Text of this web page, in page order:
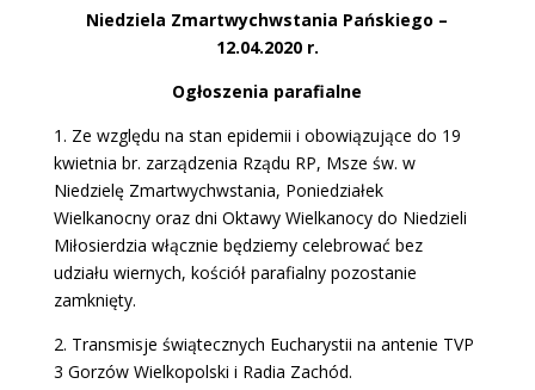
Niedziela Zmartwychwstania Pańskiego –
12.04.2020 r.
Ogłoszenia parafialne
1. Ze względu na stan epidemii i obowiązujące do 19
kwietnia br. zarządzenia Rządu RP, Msze św. w
Niedzielę Zmartwychwstania, Poniedziałek
Wielkanocny oraz dni Oktawy Wielkanocy do Niedzieli
Miłosierdzia włącznie będziemy celebrować bez
udziału wiernych, kościół parafialny pozostanie
zamknięty.
2. Transmisje świątecznych Eucharystii na antenie TVP
3 Gorzów Wielkopolski i Radia Zachód.